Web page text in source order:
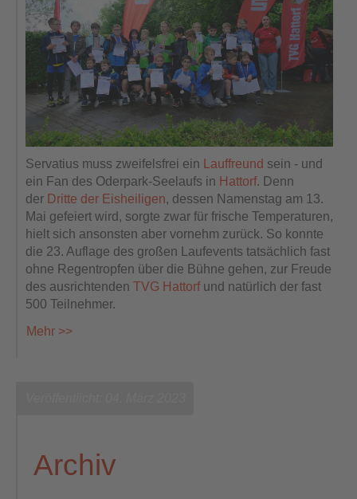
Servatius muss zweifelsfrei ein Lauffreund sein - und
ein Fan des Oderpark-Seelaufs in Hattorf. Denn
der Dritte der Eisheiligen, dessen Namenstag am 13.
Mai gefeiert wird, sorgte zwar für frische Temperaturen,
hielt sich ansonsten aber vornehm zurück. So konnte
die 23. Auflage des großen Laufevents tatsächlich fast
ohne Regentropfen über die Bühne gehen, zur Freude
des ausrichtenden TVG Hattorfund natürlich der fast
500 Teilnehmer.
Mehr >>
Archiv